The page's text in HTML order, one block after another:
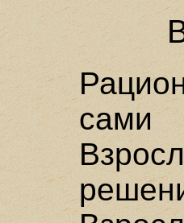
сами